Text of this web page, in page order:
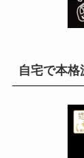
自宅で本格